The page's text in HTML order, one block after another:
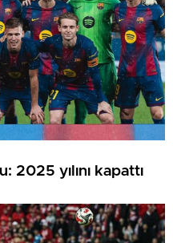
2025 yılını kapattı